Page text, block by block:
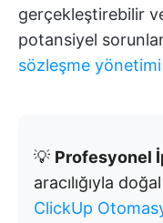
gerçekleştirebilir
potansiyel
sözleşme
💡 Profesyonel
aracılığıyla
ClickUp